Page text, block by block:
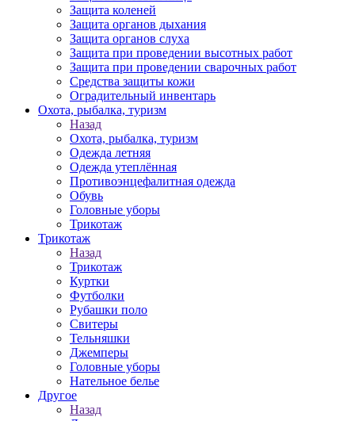
Защита коленей
Защита органов дыхания
Защита органов слуха
Защита при проведении высотных работ
Защита при проведении сварочных работ
Средства защиты кожи
Оградительный инвентарь
Охота, рыбалка, туризм
Назад
Охота, рыбалка, туризм
Одежда летняя
Одежда утеплённая
Противоэнцефалитная одежда
Обувь
Головные уборы
Трикотаж
Трикотаж
Назад
Трикотаж
Куртки
Футболки
Рубашки поло
Свитеры
Тельняшки
Джемперы
Головные уборы
Нательное белье
Другое
Назад